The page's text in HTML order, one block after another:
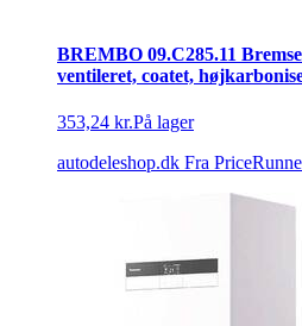
BREMBO 09.C285.11
ventileret, coatet,
353,24 kr.På lager
autodeleshop.dk Fra